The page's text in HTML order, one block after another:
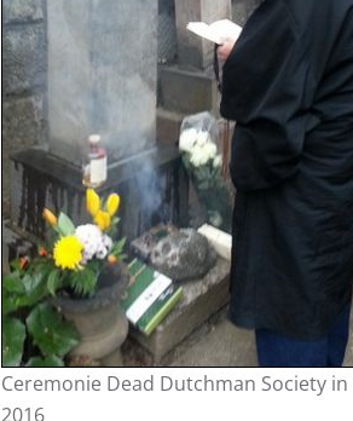
Ceremonie Dead Dutchman Society in
2016